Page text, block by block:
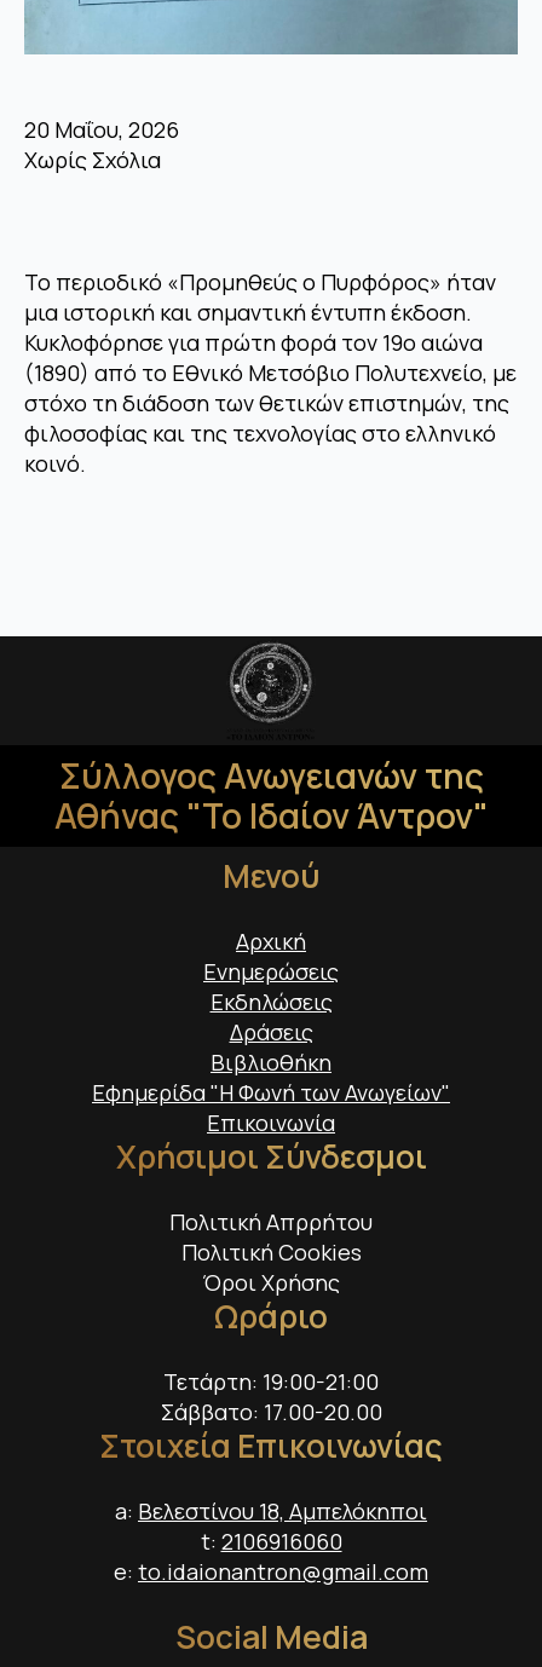
20 Μαΐου, 2026
Χωρίς Σχόλια
Το περιοδικό «Προμηθεύς ο Πυρφόρος» ήταν
μια ιστορική και σημαντική έντυπη έκδοση.
Κυκλοφόρησε για πρώτη φορά τον 19ο αιώνα
(1890) από το Εθνικό Μετσόβιο Πολυτεχνείο, με
στόχο τη διάδοση των θετικών επιστημών, της
φιλοσοφίας και της τεχνολογίας στο ελληνικό
κοινό.
Σύλλογος Ανωγειανών της
Αθήνας "Το Ιδαίον Άντρον"
Μενού
Αρχική
Ενημερώσεις
Εκδηλώσεις
Δράσεις
Βιβλιοθήκη
Εφημερίδα "Η Φωνή των Ανωγείων"
Επικοινωνία
Χρήσιμοι Σύνδεσμοι
Πολιτική Απρρήτου
Πολιτική Cookies
Όροι Χρήσης
Ωράριο
Τετάρτη: 19:00-21:00
Σάββατο: 17.00-20.00
Στοιχεία Επικοινωνίας
a: Βελεστίνου 18, Αμπελόκηποι
t: 2106916060
e: to.idaionantron@gmail.com
Social Media